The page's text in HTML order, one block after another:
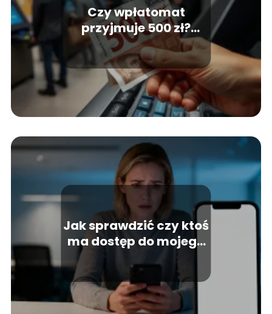
Czy wpłatomat
przyjmuje 500 zł?
Sprawdź najważniejsze
informacje!
Jak sprawdzić czy ktoś
ma dostęp do mojego